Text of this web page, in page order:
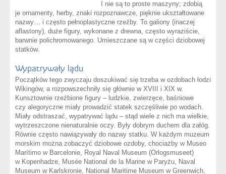
I nie są to proste maszyny; zdobią
je ornamenty, herby, znaki rozpoznawcze, pięknie ukształtowane
nazwy… i często pełnoplastyczne rzeźby. To galiony (inaczej
aflastony), duże figury, wykonane z drewna, często wyraziście,
barwnie polichromowanego. Umieszczane są w części dziobowej
statków.
Wypatrywały lądu
Początków tego zwyczaju doszukiwać się trzeba w ozdobach łodzi
Wikingów, a rozpowszechniły się głównie w XVIII i XIX w.
Kunsztownie rzeźbione figury – ludzkie, zwierzęce, baśniowe
czy alegoryczne miały prowadzić statek szczęśliwie po wodach.
Miały odstraszać, wypatrywać lądu – stąd wiele z nich ma wielkie,
wytrzeszczone nienaturalnie oczy. Były dobrym duchem dla załóg.
Równie często nawiązywały do nazwy statku. W każdym muzeum
morskim można zobaczyć dziobowe ozdoby, chociażby w Museo
Marítimo w Barcelonie, Royal Naval Museum (Orlogsmuseet)
w Kopenhadze, Musée National de la Marine w Paryżu, Naval
Museum w Karlskronie, National Maritime Museum w Greenwich,